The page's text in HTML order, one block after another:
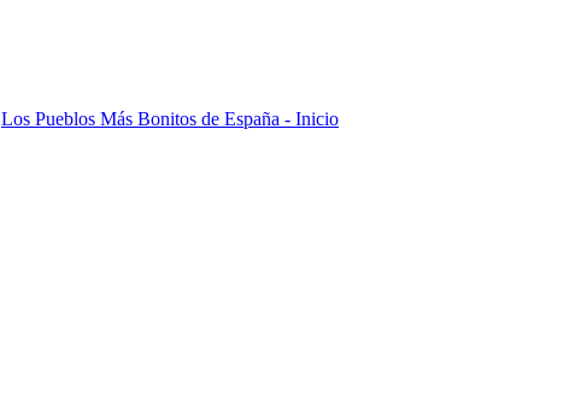
Los Pueblos Más Bonitos de España - Inicio